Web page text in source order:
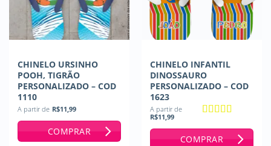
CHINELO URSINHO
POOH, TIGRÃO
PERSONALIZADO – COD
1110
A partir de R$11,99
COMPRAR
CHINELO INFANTIL
DINOSSAURO
PERSONALIZADO – COD
1623
A partir de
R$11,99
COMPRAR